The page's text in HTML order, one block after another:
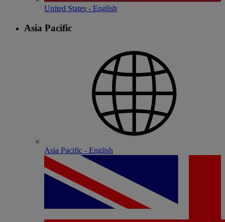
United States - English
Asia Pacific
Asia Pacific - English